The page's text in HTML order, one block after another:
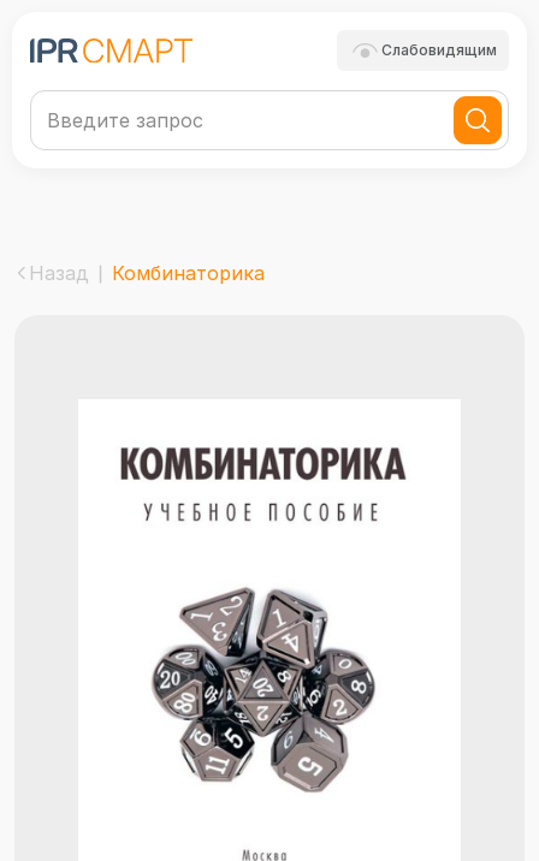
Слабовидящим
Назад Комбинаторика